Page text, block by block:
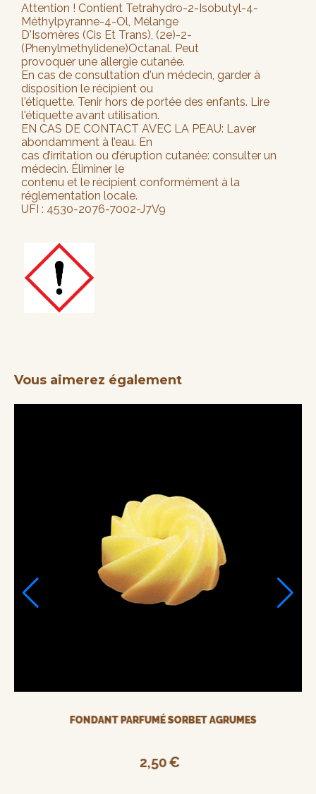
Attention ! Contient Tetrahydro-2-Isobutyl-4-
Méthylpyranne-4-Ol, Mélange
D'Isomères (Cis Et Trans), (2e)-2-
(Phenylmethylidene)Octanal. Peut
provoquer une allergie cutanée.
En cas de consultation d'un médecin, garder à
disposition le récipient ou
l'étiquette. Tenir hors de portée des enfants. Lire
l'étiquette avant utilisation.
EN CAS DE CONTACT AVEC LA PEAU: Laver
abondamment à l’eau. En
cas d’irritation ou d’éruption cutanée: consulter un
médecin. Éliminer le
contenu et le récipient conformément à la
réglementation locale.
UFI : 4530-2076-7002-J7V9
Vous aimerez également
FONDANT CHANTILLY PARFUMÉ HIBISCUS
11,00€